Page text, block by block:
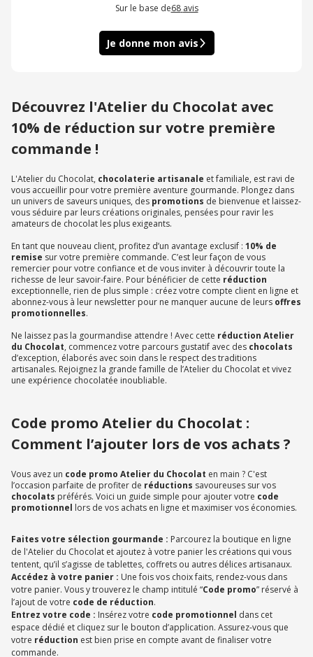
Sur le base de68 avis
Je donne mon avis
Découvrez l'Atelier du Chocolat avec
10% de réduction sur votre première
commande !
L'Atelier du Chocolat, chocolaterie artisanale et familiale, est ravi de
vous accueillir pour votre première aventure gourmande. Plongez dans
un univers de saveurs uniques, des promotions de bienvenue et laissez-
vous séduire par leurs créations originales, pensées pour ravir les
amateurs de chocolat les plus exigeants.
En tant que nouveau client, profitez d’un avantage exclusif : 10% de
remise sur votre première commande. C’est leur façon de vous
remercier pour votre confiance et de vous inviter à découvrir toute la
richesse de leur savoir-faire. Pour bénéficier de cette réduction
exceptionnelle, rien de plus simple : créez votre compte client en ligne et
abonnez-vous à leur newsletter pour ne manquer aucune de leurs offres
promotionnelles.
Ne laissez pas la gourmandise attendre ! Avec cette réduction Atelier
du Chocolat, commencez votre parcours gustatif avec des chocolats
d’exception, élaborés avec soin dans le respect des traditions
artisanales. Rejoignez la grande famille de l’Atelier du Chocolat et vivez
une expérience chocolatée inoubliable.
Code promo Atelier du Chocolat :
Comment l’ajouter lors de vos achats ?
Vous avez un code promo Atelier du Chocolat en main ? C'est
l’occasion parfaite de profiter de réductions savoureuses sur vos
chocolats préférés. Voici un guide simple pour ajouter votre code
promotionnel lors de vos achats en ligne et maximiser vos économies.
Faites votre sélection gourmande : Parcourez la boutique en ligne
de l'Atelier du Chocolat et ajoutez à votre panier les créations qui vous
tentent, qu’il s’agisse de tablettes, coffrets ou autres délices artisanaux.
Accédez à votre panier : Une fois vos choix faits, rendez-vous dans
votre panier. Vous y trouverez le champ intitulé “Code promo” réservé à
l’ajout de votre code de réduction.
Entrez votre code : Insérez votre code promotionnel dans cet
espace dédié et cliquez sur le bouton d’application. Assurez-vous que
votre réduction est bien prise en compte avant de finaliser votre
commande.